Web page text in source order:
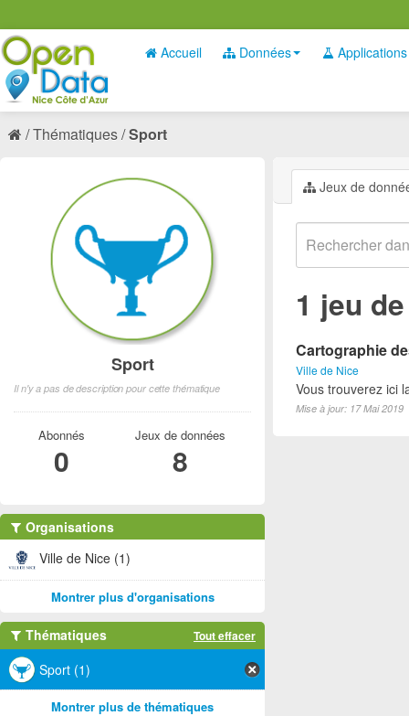
Accueil Données Applications
Thématiques Sport
Jeux de
1 jeu
Cartographie
Ville de Nice
Vous trouverez ici
Mise à jour: 17 Mai 2019
Sport
Il n'y a pas de description pour cette thématique
Abonnés
0
Jeux de données
8
Organisations
Ville de Nice (1)
Montrer plus d'organisations
Thématiques Tout effacer
Sport (1)
Montrer plus de thématiques